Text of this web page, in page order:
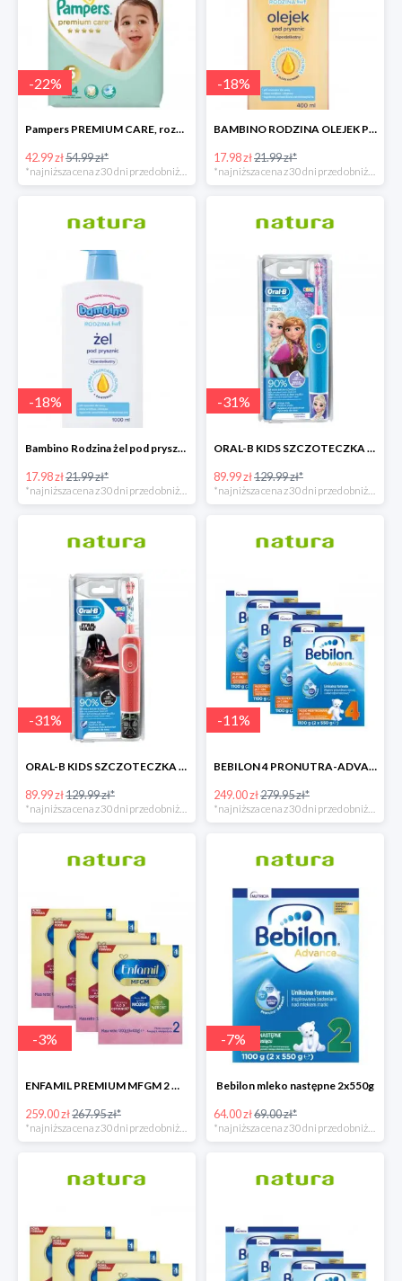
-22%
Pampers PREMIUM CARE, rozmiar 5, 44 pieluszki, 11kg-16kg
42.99 zł54.99 zł*
*najniższa cena z 30 dni przed obniżką
-18%
BAMBINO RODZINA OLEJEK POD PRYSZNIC 400 ML
17.98 zł21.99 zł*
*najniższa cena z 30 dni przed obniżką
-18%
Bambino Rodzina żel pod prysznic 1000 ml
17.98 zł21.99 zł*
-31%
ORAL-B KIDS SZCZOTECZKA ELEKTRYCZNA KRAINA LODU
89.99 zł129.99 zł*
-31%
ORAL-B KIDS SZCZOTECZKA ELEKTRYCZNA GWIEZDNE WOJNY
89.99 zł129.99 zł*
*najniższa cena z 30 dni przed obniżką
-11%
BEBILON 4 PRONUTRA-ADVANCE MLEKO MODYFIKOWANE
249.00 zł279.95 zł*
*najniższa cena z 30 dni przed obniżką
-3%
ENFAMIL PREMIUM MFGM 2 MLEKO NASTĘPNE POWYŻEJ 6. MIESIĄCA ŻYCIA
259.00 zł267.95 zł*
-7%
Bebilon mleko następne 2x550g
64.00 zł69.00 zł*